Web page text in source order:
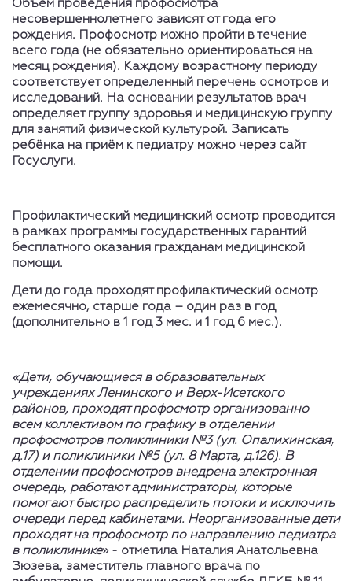
Объем проведения профосмотра
несовершеннолетнего зависят от года его
рождения. Профосмотр можно пройти в течение
всего года (не обязательно ориентироваться на
месяц рождения). Каждому возрастному периоду
соответствует определенный перечень осмотров и
исследований. На основании результатов врач
определяет группу здоровья и медицинскую группу
для занятий физической культурой. Записать
ребёнка на приём к педиатру можно через сайт
Госуслуги.
Профилактический медицинский осмотр проводится
в рамках программы государственных гарантий
бесплатного оказания гражданам медицинской
помощи.
Дети до года проходят профилактический осмотр
ежемесячно, старше года – один раз в год
(дополнительно в 1 год 3 мес. и 1 год 6 мес.).
«Дети, обучающиеся в образовательных
учреждениях Ленинского и Верх-Исетского
районов, проходят профосмотр организованно
всем коллективом по графику в отделении
профосмотров поликлиники №3 (ул. Опалихинская,
д.17) и поликлиники №5 (ул. 8 Марта, д.126). В
отделении профосмотров внедрена электронная
очередь, работают администраторы, которые
помогают быстро распределить потоки и исключить
очереди перед кабинетами. Неорганизованные дети
проходят на профосмотр по направлению педиатра
в поликлинике» - отметила Наталия Анатольевна
Зюзева, заместитель главного врача по